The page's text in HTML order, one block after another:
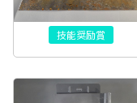
技能奨励賞